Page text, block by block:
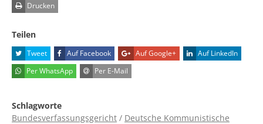
Drucken
Teilen
Tweet Auf Facebook Auf Google+
Auf LinkedIn
Per WhatsApp
Per E-Mail
Schlagworte
Bundesverfassungsgericht / Deutsche Kommunistische